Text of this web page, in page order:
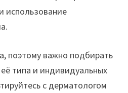
использование
поэтому важно подбирать
типа и индивидуальных
с дерматологом